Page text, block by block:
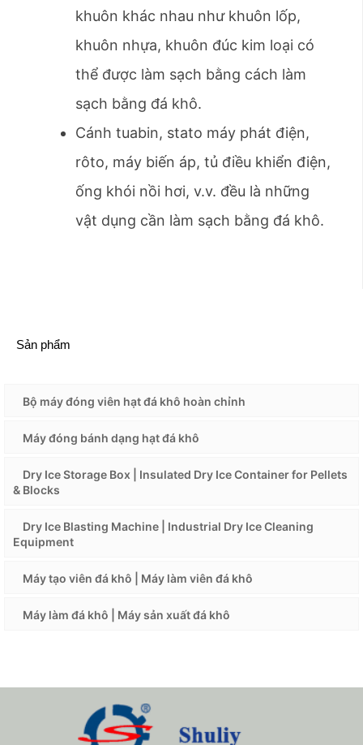
khuôn khác nhau như khuôn lốp,
khuôn nhựa, khuôn đúc kim loại có
thể được làm sạch bằng cách làm
sạch bằng đá khô.
Cánh tuabin, stato máy phát điện,
rôto, máy biến áp, tủ điều khiển điện,
ống khói nồi hơi, v.v. đều là những
vật dụng cần làm sạch bằng đá khô.
Sản phẩm
Bộ máy đóng viên hạt đá khô hoàn chỉnh
Máy đóng bánh dạng hạt đá khô
Dry Ice Storage Box | Insulated Dry Ice Container for Pellets
& Blocks
Dry Ice Blasting Machine | Industrial Dry Ice Cleaning
Equipment
Máy tạo viên đá khô | Máy làm viên đá khô
Máy làm đá khô | Máy sản xuất đá khô